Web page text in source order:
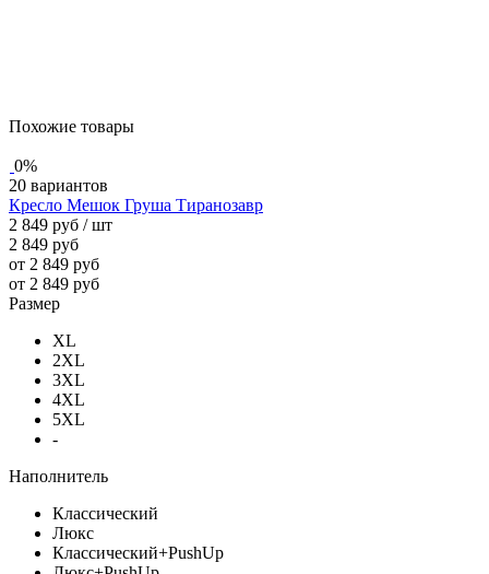
Похожие товары
0%
20 вариантов
Кресло Мешок Груша Тиранозавр
2 849 руб / шт
2 849 руб
от 2 849 руб
от 2 849 руб
Размер
XL
2XL
3XL
4XL
5XL
-
Наполнитель
Классический
Люкс
Классический+PushUp